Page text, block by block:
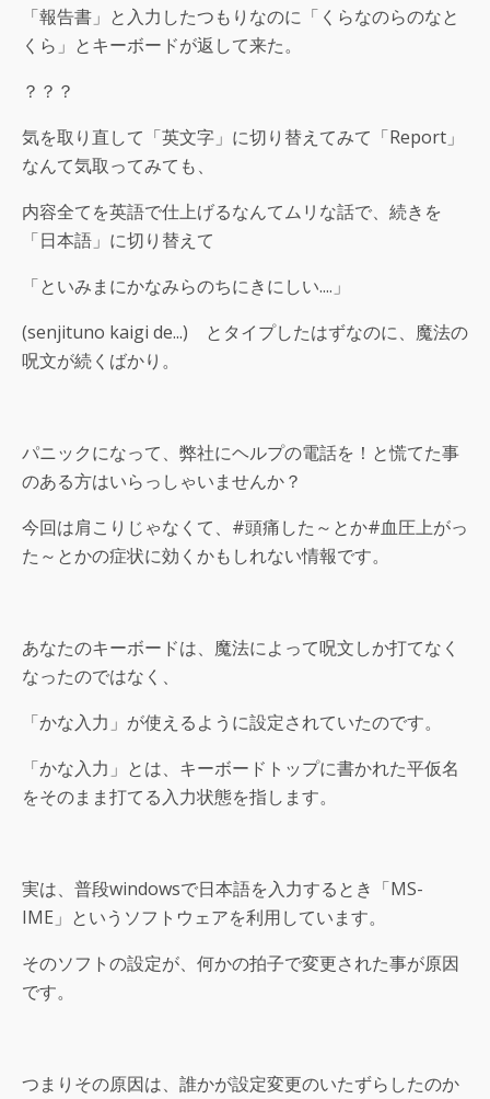
「報告書」と入力したつもりなのに「くらなのらのなと
くら」とキーボードが返して来た。
？？？
気を取り直して「英文字」に切り替えてみて「Report」
なんて気取ってみても、
内容全てを英語で仕上げるなんてムリな話で、続きを
「日本語」に切り替えて
「といみまにかなみらのちにきにしい....」
(senjituno kaigi de...) とタイプしたはずなのに、魔法の
呪文が続くばかり。
パニックになって、弊社にヘルプの電話を！と慌てた事
のある方はいらっしゃいませんか？
今回は肩こりじゃなくて、#頭痛した～とか#血圧上がっ
た～とかの症状に効くかもしれない情報です。
あなたのキーボードは、魔法によって呪文しか打てなく
なったのではなく、
「かな入力」が使えるように設定されていたのです。
「かな入力」とは、キーボードトップに書かれた平仮名
をそのまま打てる入力状態を指します。
実は、普段windowsで日本語を入力するとき「MS-
IME」というソフトウェアを利用しています。
そのソフトの設定が、何かの拍子で変更された事が原因
です。
つまりその原因は、誰かが設定変更のいたずらしたのか